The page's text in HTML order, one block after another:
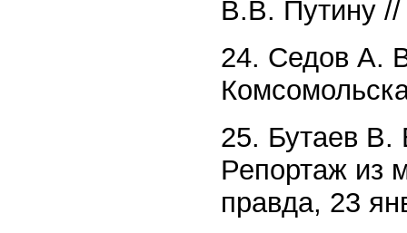
В.В. Путину //
24. Седов А.
25. Бутаев В.
Репортаж из
правда, 23